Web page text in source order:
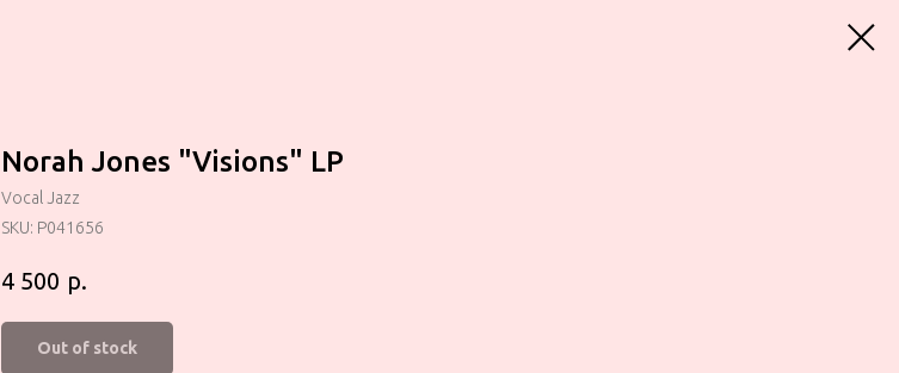
Norah Jones "Visions" LP
Vocal Jazz
SKU: P041656
4 500 р.
Out of stock